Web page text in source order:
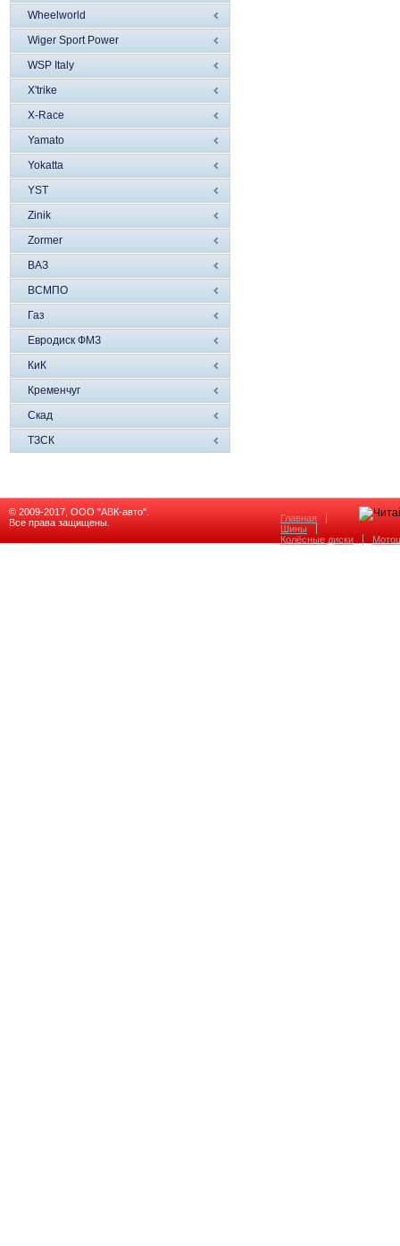
Wheelworld
Wiger Sport Power
WSP Italy
X'trike
X-Race
Yamato
Yokatta
YST
Zinik
Zormer
ВАЗ
ВСМПО
Газ
Евродиск ФМЗ
КиК
Кременчуг
Скад
ТЗСК
© 2009-2017, ООО "АВК-авто".
Все права защищены.
Главная
Шины
Колёсные диски